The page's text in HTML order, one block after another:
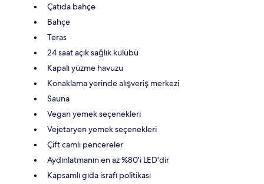
Çatıda bahçe
Bahçe
Teras
24 saat açık sağlık kulübü
Kapalı yüzme havuzu
Konaklama yerinde alışveriş merkezi
Sauna
Vegan yemek seçenekleri
Vejetaryen yemek seçenekleri
Çift camlı pencereler
Aydınlatmanın en az %80'i LED'dir
Kapsamlı gıda israfı politikası